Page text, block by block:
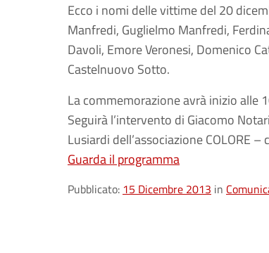
Ecco i nomi delle vittime del 20
Manfredi, Guglielmo Manfredi,
Davoli, Emore Veronesi, Domenico
Castelnuovo Sotto.
La commemorazione avrà inizio alle
Seguirà l’intervento di Giacomo
Lusiardi dell’associazione COLORE
Guarda il programma
Pubblicato: 15 Dicembre 2013 in